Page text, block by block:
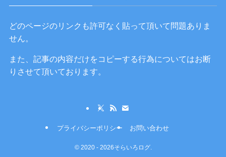
どのページのリンクも許可なく貼って頂いて問題ありま
せん。
また、記事の内容だけをコピーする行為についてはお断
りさせて頂いております。
プライバシーポリシー お問い合わせ
©2020 - 2026そらいろログ.